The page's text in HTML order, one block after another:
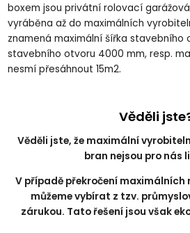
boxem jsou privátní rolovací
vyráběna až do maximálních
znamená maximální šířka stavebního
stavebního otvoru 4000 mm, resp.
nesmí přesáhnout 15m2.
Věděli
Věděli jste, že maximální
bran nejsou pro nás
V případě překročení maximálních
můžeme vybírat z tzv.
zárukou. Tato řešení jsou však